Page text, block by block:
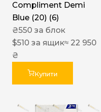
Compliment Demi
Blue (20) (6)
₴550 за блок
$510 за ящик≈ 22 950
₴
Купити